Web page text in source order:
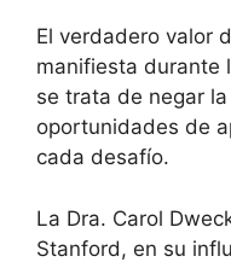
El verdadero valor
manifiesta durante
se trata de negar
oportunidades de
cada desafío.
La Dra. Carol
Stanford, en su